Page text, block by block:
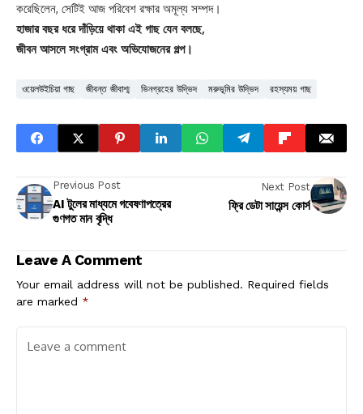
করেছিলেন, সেটিই আজ পরিবেশ রক্ষার অমূল্য সম্পদ।
হাজার বছর ধরে দাঁড়িয়ে থাকা এই গাছ যেন বলছে,
জীবন আসলে সংগ্রাম এবং অভিযোজনের গল্প।
ওয়েলউইচিয়া গাছ জীবন্ত জীবাশ্ম ভিনগ্রহের উদ্ভিদ মরুভূমির উদ্ভিদ রহস্যময় গাছ
Previous Post
AI টুলের মাধ্যমে গবেষণাপত্রের
গুণগত মান বৃদ্ধি
Next Post
ফ্রি ডেটা সায়েন্স কোর্স
Leave A Comment
Your email address will not be published. Required fields
are marked *